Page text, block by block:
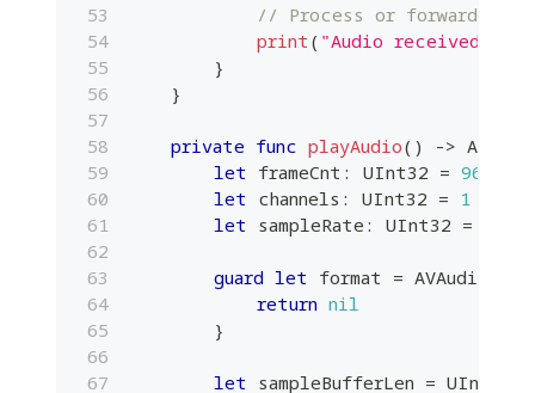
// Process or forward to
print ( "Audio received:
}
}
private func playAudio( ) ->
let frameCnt : UInt32 = 960
let channels : UInt32 = 1
let sampleRate : UInt32 =
guard let format =
return nil
}
let sampleBufferLen = UInt32